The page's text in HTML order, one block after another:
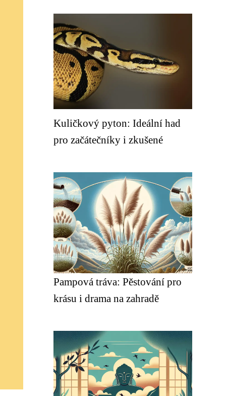
Kuličkový pyton: Ideální had
pro začátečníky i zkušené
Pampová tráva: Pěstování pro
krásu i drama na zahradě